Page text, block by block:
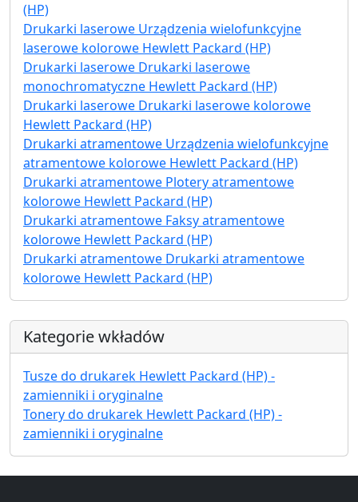
(HP)
Drukarki laserowe Urządzenia wielofunkcyjne
laserowe kolorowe Hewlett Packard (HP)
Drukarki laserowe Drukarki laserowe
monochromatyczne Hewlett Packard (HP)
Drukarki laserowe Drukarki laserowe kolorowe
Hewlett Packard (HP)
Drukarki atramentowe Urządzenia wielofunkcyjne
atramentowe kolorowe Hewlett Packard (HP)
Drukarki atramentowe Plotery atramentowe
kolorowe Hewlett Packard (HP)
Drukarki atramentowe Faksy atramentowe
kolorowe Hewlett Packard (HP)
Drukarki atramentowe Drukarki atramentowe
kolorowe Hewlett Packard (HP)
Kategorie wkładów
Tusze do drukarek Hewlett Packard (HP) -
zamienniki i oryginalne
Tonery do drukarek Hewlett Packard (HP) -
zamienniki i oryginalne